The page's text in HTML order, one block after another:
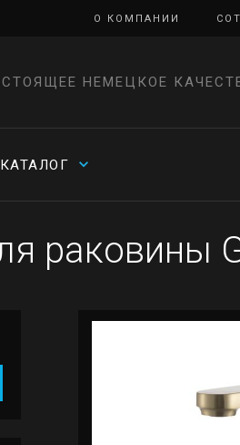
О КОМПАНИИ
НЕМЕЦКОЕ
КАТАЛОГ
раковины